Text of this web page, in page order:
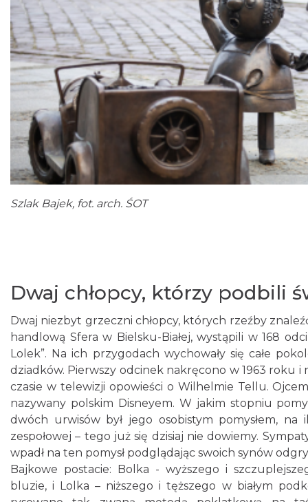
Szlak Bajek, fot. arch. ŚOT
Dwaj chłopcy, którzy podbili
Dwaj niezbyt grzeczni chłopcy, których rzeźby
handlową Sfera w Bielsku-Białej, wystąpili w 168
Lolek”. Na ich przygodach wychowały się całe
dziadków. Pierwszy odcinek nakręcono w 1963 roku i
czasie w telewizji opowieści o Wilhelmie Tellu. Ojcem
nazywany polskim Disneyem. W jakim stopniu
dwóch urwisów był jego osobistym pomysłem,
zespołowej – tego już się dzisiaj nie dowiemy.
wpadł na ten pomysł podglądając swoich synów
Bajkowe postacie: Bolka - wyższego i
bluzie, i Lolka – niższego i tęższego w białym